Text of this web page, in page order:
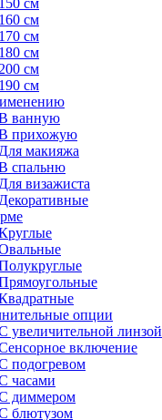
150 см
160 см
170 см
180 см
200 см
190 см
ванную
прихожую
Для макияжа
спальню
Для визажиста
Декоративные
опции
увеличительной линзой
включение
подогревом
часами
диммером
блютузом